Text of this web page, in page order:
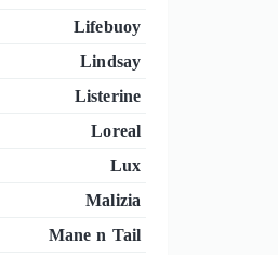
Lifebuoy
Lindsay
Listerine
Loreal
Lux
Malizia
Mane n Tail